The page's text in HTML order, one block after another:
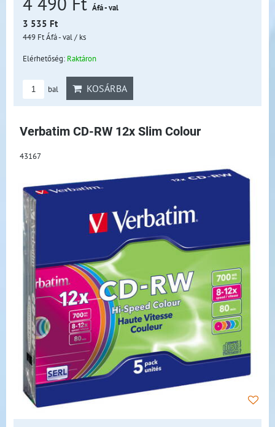
Áfá - val
3 535 Ft
449 FtÁfá - val/ ks
Elérhetőség: Raktáron
bal KOSÁRBA
Verbatim CD-RW 12x Slim Colour
43167